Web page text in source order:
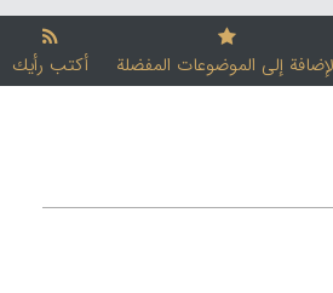
إلی الموضوعات المفضلة أکتب رأیك